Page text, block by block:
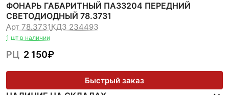
ФОНАРЬ ГАБАРИТНЫЙ ПАЗ3204 ПЕРЕДНИЙ
СВЕТОДИОДНЫЙ 78.3731
Арт 78.3731КДЗ 234493
1 шт в наличии
РЦ 2 150₽
Быстрый заказ